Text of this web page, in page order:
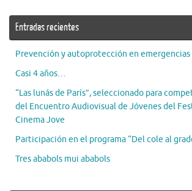
Entradas recientes
Prevención y autoprotección en emergencias
Casi 4 años…
“Las lunás de París”, seleccionado para
del Encuentro Audiovisual de Jóvenes del
Cinema Jove
Participación en el programa “Del cole al
Tres ababols mui ababols